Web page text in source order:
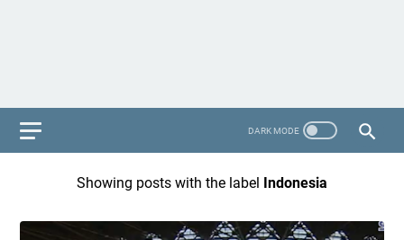
Showing posts with the label Indonesia